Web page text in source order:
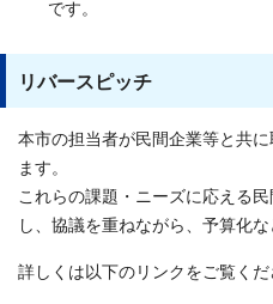
です。
リバースピッチ
本市の担当者が民間企業等と共
ます。
これらの課題・ニーズに応える
し、協議を重ねながら、予算化
詳しくは以下のリンクをご覧くだ